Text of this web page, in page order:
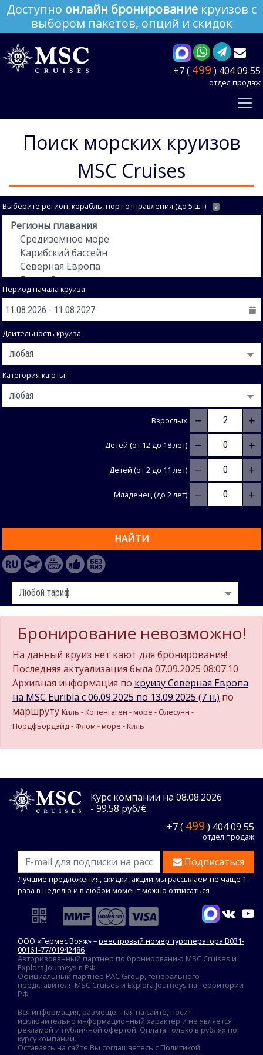
Доступно онлайн бронирование круизов с
выбором пакетов, опций и скидок
+7 ( 499 ) 404 09 55
отдел продаж
Поиск морских круизов
MSC Cruises
Выберите регион, корабль, порт отправления (до 5 шт) ?
Период начала круиза
Длительность круиза
Категория каюты
Взрослых − +
Детей (от 12 до 18 лет) − +
Детей (от 2 до 11 лет) − +
Младенец (до 2 лет) − +
НАЙТИ
Бронирование невозможно!
На данный круиз нет кают для бронирования!
Последняя актуализация была 07.09.2025 08:07:10
Архивная информация по круизу Северная Европа
на MSC Euribia c 06.09.2025 по 13.09.2025 (7 н.) по
маршруту Киль - Копенгаген - море - Олесунн -
Нордфьордэйд - Флом - море - Киль
Курс компании на 08.08.2026
- 99.58 руб/€
+7 ( 499 ) 404 09 55
отдел продаж
Подписаться
Лучшие предложения, скидки, акции мы рассылаем не чаще 1
раза в неделю и в любой момент можно отписаться
ООО «Гермес Вояж» –реестровый номер туроператора В031-
00161-77/01942486
Авторизованный партнер по бронированию MSC Cruises и
Explora Journeys в РФ
Официальный партнер PAC Group, генерального
представителя MSC Cruises и Explora Journeys на территории
РФ
Вся информация, размещённая на сайте, носит
исключительно информационный характер и не является
рекламой и публичной офертой. Оплата только в рублях по
курсу компании.
Оставаясь на сайте Вы соглашаетесь с Политикой